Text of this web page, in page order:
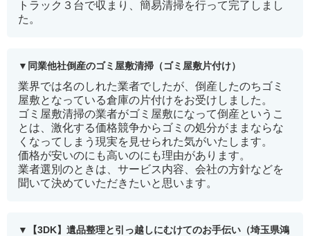
トラック３台で収まり、簡易清掃を行って完了しまし
た。
同業他社倒産のゴミ屋敷清掃（ゴミ屋敷片付け）
業界では名のしれた業者でしたが、倒産したのちゴミ
屋敷となっている倉庫の片付けをお受けしました。
ゴミ屋敷清掃の業者がゴミ屋敷になって倒産というこ
とは、激化する価格競争からゴミの処分がままならな
くなってしまう現実を見せられた気がいたします。
価格が安いのにも高いのにも理由があります。
業者選別のときは、サービス内容、会社の方針などを
聞いて決めていただきたいと思います。
【3DK】遺品整理と引っ越しにむけてのお手伝い（埼玉県鴻